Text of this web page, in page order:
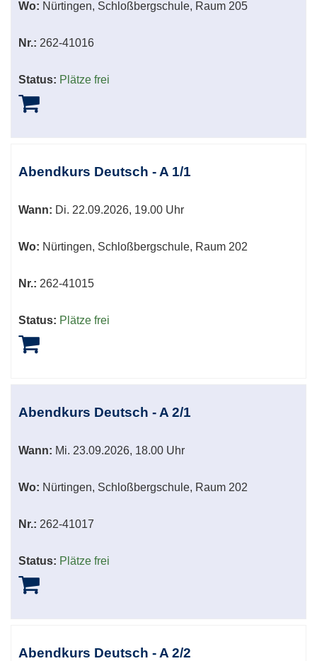
Wo: Nürtingen, Schloßbergschule, Raum 205
Nr.: 262-41016
Status: Plätze frei
Abendkurs Deutsch - A 1/1
Wann: Di. 22.09.2026, 19.00 Uhr
Wo: Nürtingen, Schloßbergschule, Raum 202
Nr.: 262-41015
Status: Plätze frei
Abendkurs Deutsch - A 2/1
Wann: Mi. 23.09.2026, 18.00 Uhr
Wo: Nürtingen, Schloßbergschule, Raum 202
Nr.: 262-41017
Status: Plätze frei
Abendkurs Deutsch - A 2/2